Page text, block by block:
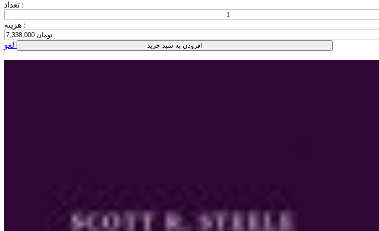
تعداد :
هزینه :
افزودن به سبد خرید